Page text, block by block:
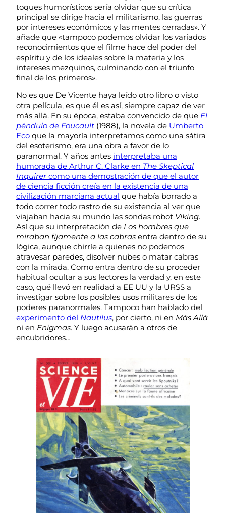
toques humorísticos sería olvidar que su crítica
principal se dirige hacia el militarismo, las guerras
por intereses económicos y las mentes cerradas». Y
añade que «tampoco podemos olvidar los variados
reconocimientos que el filme hace del poder del
espíritu y de los ideales sobre la materia y los
intereses mezquinos, culminando con el triunfo
final de los primeros».
No es que De Vicente haya leído otro libro o visto
otra película, es que él es así, siempre capaz de ver
más allá. En su época, estaba convencido de que El
péndulo de Foucault (1988), la novela de Umberto
Eco que la mayoría interpretamos como una sátira
del esoterismo, era una obra a favor de lo
paranormal. Y años antes interpretaba una
humorada de Arthur C. Clarke en The Skeptical
Inquirercomo una demostración de que el autor
de ciencia ficción creía en la existencia de una
civilización marciana actual que había borrado a
todo correr todo rastro de su existencia al ver que
viajaban hacia su mundo las sondas robot Viking.
Así que su interpretación de Los hombres que
miraban fijamente a las cabras entra dentro de su
lógica, aunque chirríe a quienes no podemos
atravesar paredes, disolver nubes o matar cabras
con la mirada. Como entra dentro de su proceder
habitual ocultar a sus lectores la verdad y, en este
caso, qué llevó en realidad a EE UU y la URSS a
investigar sobre los posibles usos militares de los
poderes paranormales. Tampoco han hablado del
experimento del Nautilus, por cierto, ni en Más Allá
ni en Enigmas. Y luego acusarán a otros de
encubridores…